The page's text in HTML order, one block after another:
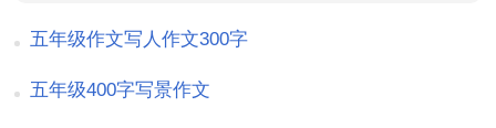
五年级作文写人作文300字
五年级400字写景作文